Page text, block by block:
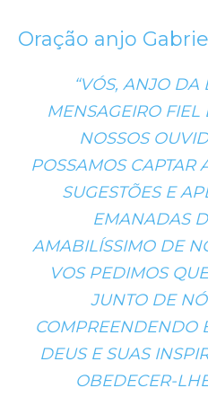
Oração anjo Gabriel
“VÓS, ANJO DA
MENSAGEIRO FIEL
NOSSOS
POSSAMOS CAPTAR
SUGESTÕES E
EMANADAS
AMABILÍSSIMO DE
VOS PEDIMOS
JUNTO DE
COMPREENDENDO
DEUS E SUAS
OBEDECER-